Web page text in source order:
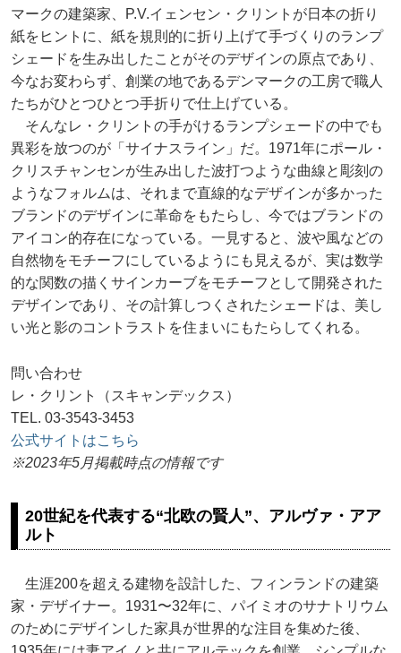
マークの建築家、P.V.イェンセン・クリントが日本の折り
紙をヒントに、紙を規則的に折り上げて手づくりのランプ
シェードを生み出したことがそのデザインの原点であり、
今なお変わらず、創業の地であるデンマークの工房で職人
たちがひとつひとつ手折りで仕上げている。
そんなレ・クリントの手がけるランプシェードの中でも
異彩を放つのが「サイナスライン」だ。1971年にポール・
クリスチャンセンが生み出した波打つような曲線と彫刻の
ようなフォルムは、それまで直線的なデザインが多かった
ブランドのデザインに革命をもたらし、今ではブランドの
アイコン的存在になっている。一見すると、波や風などの
自然物をモチーフにしているようにも見えるが、実は数学
的な関数の描くサインカーブをモチーフとして開発された
デザインであり、その計算しつくされたシェードは、美し
い光と影のコントラストを住まいにもたらしてくれる。
問い合わせ
レ・クリント（スキャンデックス）
TEL. 03-3543-3453
公式サイトはこちら
※2023年5月掲載時点の情報です
20世紀を代表する“北欧の賢人”、アルヴァ・アア
ルト
生涯200を超える建物を設計した、フィンランドの建築
家・デザイナー。1931〜32年に、パイミオのサナトリウム
のためにデザインした家具が世界的な注目を集めた後、